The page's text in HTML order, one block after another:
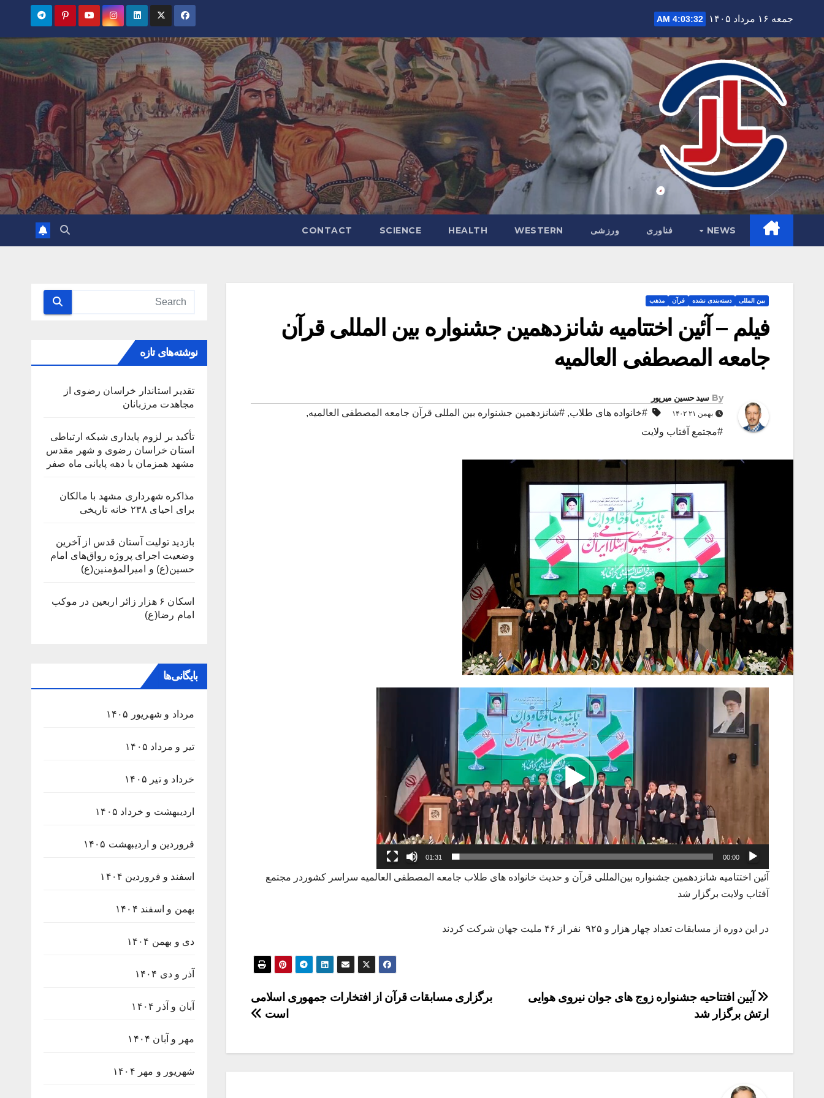
content
جمعه ۱۶ مرداد ۱۴۰۵ 4:03:34 AM
NEWS فناوری ورزشی WESTERN
HEALTH
SCIENCE
CONTACT
بین المللی دسته‌بندی نشده فرآن مذهب
فیلم – آئین اختتامیه شانزدهمین جشنواره بین المللی قرآن
جامعه المصطفی العالمیه
By سید حسین میرپور
بهمن ۲۱ ۱۴۰۲ #خانواده های طلاب, #شانزدهمین جشنواره بین المللی قرآن جامعه المصطفی العالمیه,
#مجتمع آفتاب ولایت
نمایشگر
00:00
01:31
آئین اختتامیه شانزدهمین جشنواره بین‌المللی قرآن و حدیث خانواده های طلاب جامعه المصطفی العالمیه سراسر کشوردر مجتمع
آفتاب ولایت برگزار شد
در این دوره از مسابقات تعداد چهار هزار و ۹۲۵ نفر از ۴۶ ملیت جهان شرکت کردند
راهبری
نوشته
برگزاری مسابقات قرآن از افتخارات جمهوری اسلامی
است
آیین افتتاحیه جشنواره زوج های جوان نیروی هوایی
ارتش برگزار شد
نوشته‌های تازه
تقدیر استاندار خراسان رضوی از
مجاهدت مرزبانان
تأکید بر لزوم پایداری شبکه ارتباطی
استان خراسان رضوی و شهر مقدس
مشهد همزمان با دهه پایانی ماه صفر
مذاکره شهرداری مشهد با مالکان
برای احیای ۲۳۸ خانه تاریخی
بازدید تولیت آستان قدس از آخرین
وضعیت اجرای پروژه رواق‌های امام
حسین(ع) و امیرالمؤمنین(ع)
اسکان ۶ هزار زائر اربعین در موکب
امام رضا(ع)
بایگانی‌ها
مرداد و شهریور ۱۴۰۵
تیر و مرداد ۱۴۰۵
خرداد و تیر ۱۴۰۵
اردیبهشت و خرداد ۱۴۰۵
فروردین و اردیبهشت ۱۴۰۵
اسفند و فروردین ۱۴۰۴
بهمن و اسفند ۱۴۰۴
دی و بهمن ۱۴۰۴
آذر و دی ۱۴۰۴
آبان و آذر ۱۴۰۴
مهر و آبان ۱۴۰۴
شهریور و مهر ۱۴۰۴